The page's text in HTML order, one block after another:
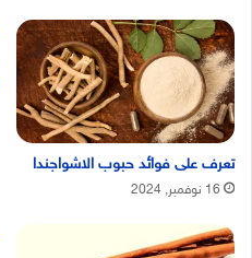
تعرف على فوائد حبوب الاشواجندا
16 نوفمبر, 2024